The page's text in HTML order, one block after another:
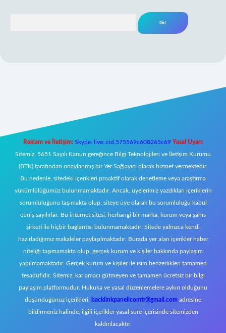
Reklam ve İletişim: Skype: live:.cid.575569c608265c69 Yasal Uyarı:
Sitemiz, 5651 Sayılı Kanun gereğince Bilgi Teknolojileri ve İletişim Kurumu
(BTK) tarafından onaylanmış bir Yer Sağlayıcı olarak hizmet vermektedir.
Bu nedenle, sitedeki içerikleri proaktif olarak denetleme veya araştırma
yükümlülüğümüz bulunmamaktadır. Ancak, üyelerimiz yazdıkları içeriklerin
sorumluluğunu taşımakta olup, siteye üye olarak bu sorumluluğu kabul
etmiş sayılırlar. Bu internet sitesi, herhangi bir marka, kurum veya şahıs
şirketi ile hiçbir bağlantısı bulunmamaktadır. Sitede yalnızca kendi
hazırladığımız makaleler paylaşılmaktadır. Burada yer alan içerikler haber
niteliği taşımamakta olup, gerçek kurum ve kişiler hakkında paylaşım
yapılmamaktadır. Gerçek kurum ve kişiler ile isim benzerlikleri tamamen
tesadüfidir. Sitemiz, kar amacı gütmeyen ve tamamen ücretsiz bir bilgi
paylaşım platformudur. Hukuka ve yasal düzenlemelere aykırı olduğunu
düşündüğünüz içerikleri,
backlinkpanelicomtr@gmail.com adresine
bildirmeniz halinde, ilgili içerikler yasal süre içerisinde sitemizden
kaldırılacaktır.